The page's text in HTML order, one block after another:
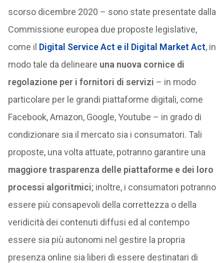
scorso dicembre 2020 – sono state presentate dalla
Commissione europea due proposte legislative,
come il Digital Service Act e il Digital Market Act, in
modo tale da delineare una nuova cornice di
regolazione per i fornitori di servizi – in modo
particolare per le grandi piattaforme digitali, come
Facebook, Amazon, Google, Youtube – in grado di
condizionare sia il mercato sia i consumatori. Tali
proposte, una volta attuate, potranno garantire una
maggiore trasparenza delle piattaforme e dei loro
processi algoritmici; inoltre, i consumatori potranno
essere più consapevoli della correttezza o della
veridicità dei contenuti diffusi ed al contempo
essere sia più autonomi nel gestire la propria
presenza online sia liberi di essere destinatari di